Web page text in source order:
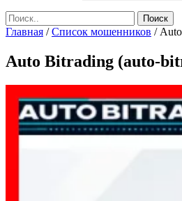
Главная /Список мошенников /
Auto Bitrading (auto-